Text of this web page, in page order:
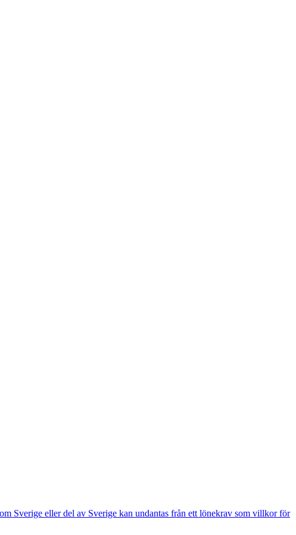
Sverige eller del av Sverige kan undantas från ett lönekrav som villkor för